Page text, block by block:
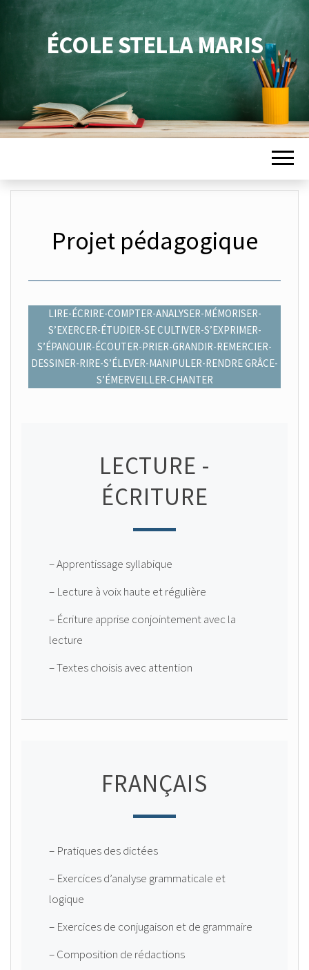
ÉCOLE STELLA MARIS
Projet pédagogique
LIRE-ÉCRIRE-COMPTER-ANALYSER-MÉMORISER-
S’EXERCER-ÉTUDIER-SE CULTIVER-S’EXPRIMER-
S’ÉPANOUIR-ÉCOUTER-PRIER-GRANDIR-REMERCIER-
DESSINER-RIRE-S’ÉLEVER-MANIPULER-RENDRE GRÂCE-
S’ÉMERVEILLER-CHANTER
LECTURE -
ÉCRITURE
– Apprentissage syllabique
– Lecture à voix haute et régulière
– Écriture apprise conjointement avec la
lecture
– Textes choisis avec attention
FRANÇAIS
– Pratiques des dictées
– Exercices d’analyse grammaticale et
logique
– Exercices de conjugaison et de grammaire
– Composition de rédactions